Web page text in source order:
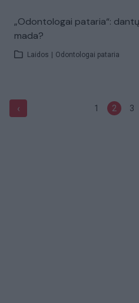
„Odontologai pataria“:
mada?
Laidos Odontologai pataria
‹ 1 2 3